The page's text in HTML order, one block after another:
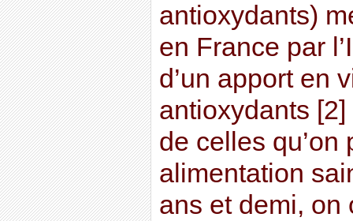
antioxydants)
en France par
d’un apport en
antioxydants
de celles qu’on
alimentation
ans et demi, on